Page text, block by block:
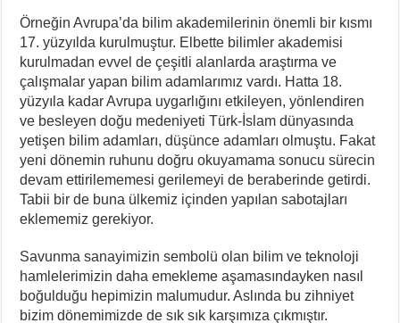
Örneğin Avrupa’da bilim akademilerinin önemli bir kısmı
17. yüzyılda kurulmuştur. Elbette bilimler akademisi
kurulmadan evvel de çeşitli alanlarda araştırma ve
çalışmalar yapan bilim adamlarımız vardı. Hatta 18.
yüzyıla kadar Avrupa uygarlığını etkileyen, yönlendiren
ve besleyen doğu medeniyeti Türk-İslam dünyasında
yetişen bilim adamları, düşünce adamları olmuştu. Fakat
yeni dönemin ruhunu doğru okuyamama sonucu sürecin
devam ettirilememesi gerilemeyi de beraberinde getirdi.
Tabii bir de buna ülkemiz içinden yapılan sabotajları
eklememiz gerekiyor.
Savunma sanayimizin sembolü olan bilim ve teknoloji
hamlelerimizin daha emekleme aşamasındayken nasıl
boğulduğu hepimizin malumudur. Aslında bu zihniyet
bizim dönemimizde de sık sık karşımıza çıkmıştır.